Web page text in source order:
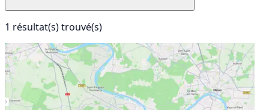
1 résultat(s) trouvé(s)